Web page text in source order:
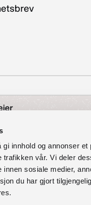
innhold og annonser
vår. Vi deler
sosiale medier,
du har gjort
for